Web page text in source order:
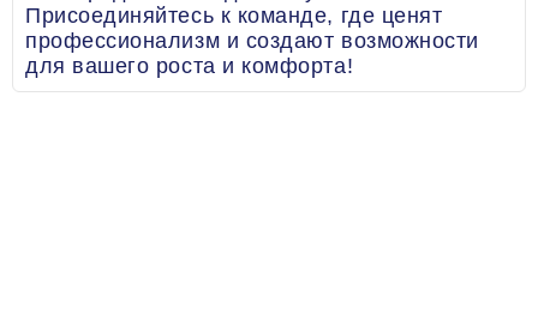
Присоединяйтесь к команде, где ценят
профессионализм и создают возможности
для вашего роста и комфорта!